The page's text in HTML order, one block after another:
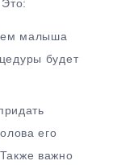
малыша
будет
его
важно